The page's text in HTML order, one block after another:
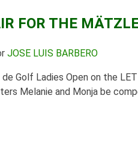
FOR THE
JOSE LUIS BARBERO
de Golf Ladies Open on the
Melanie and Monja be